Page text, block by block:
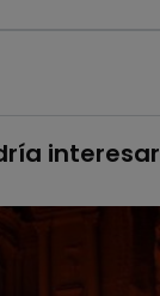
interesar